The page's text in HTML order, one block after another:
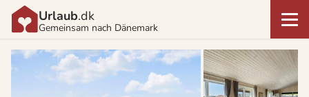
Urlaub.dk
Gemeinsam nach Dänemark